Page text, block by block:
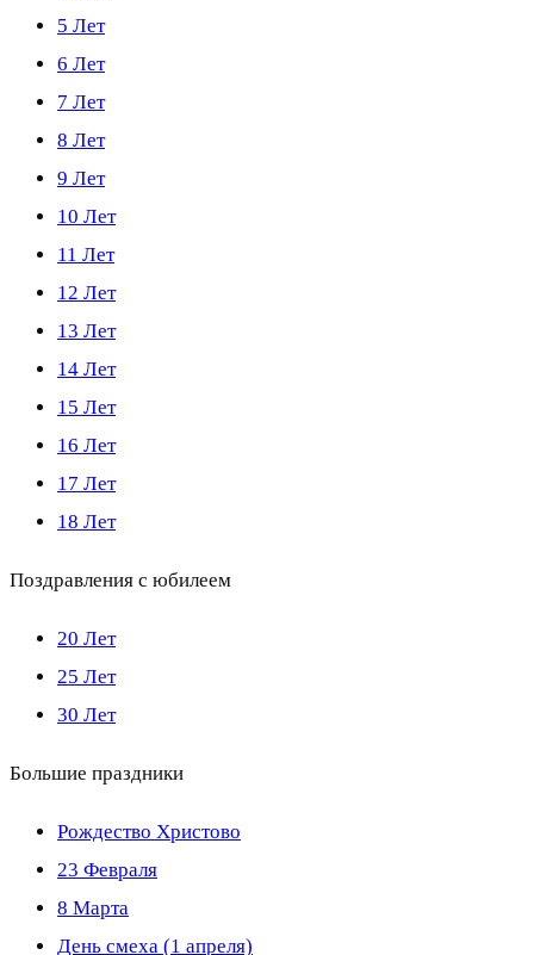
5 Лет
6 Лет
7 Лет
8 Лет
9 Лет
10 Лет
11 Лет
12 Лет
13 Лет
14 Лет
15 Лет
16 Лет
17 Лет
18 Лет
Поздравления с юбилеем
20 Лет
25 Лет
30 Лет
Большие праздники
Рождество Христово
23 Февраля
8 Марта
День смеха (1 апреля)